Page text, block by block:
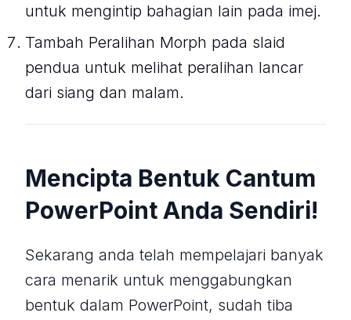
untuk mengintip bahagian lain pada imej.
Tambah Peralihan Morph pada slaid
pendua untuk melihat peralihan lancar
dari siang dan malam.
Mencipta Bentuk Cantum
PowerPoint Anda Sendiri!
Sekarang anda telah mempelajari banyak
cara menarik untuk menggabungkan
bentuk dalam PowerPoint, sudah tiba